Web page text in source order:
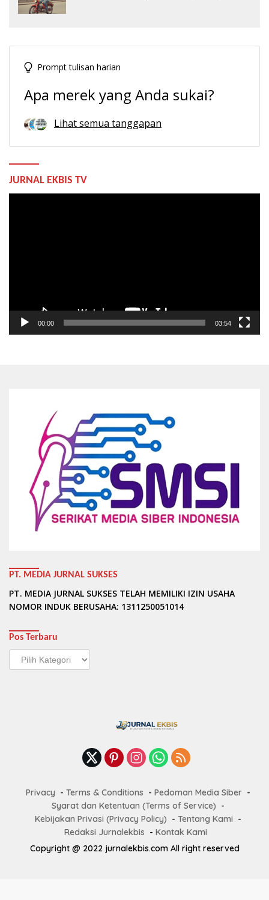
Prompt tulisan harian
Apa merek yang Anda sukai?
Lihat semua tanggapan
JURNAL EKBIS TV
00:00 03:54
PT. MEDIA JURNAL SUKSES
PT. MEDIA JURNAL SUKSES TELAH MEMILIKI IZIN USAHA
NOMOR INDUK BERUSAHA: 1311250051014
Pos Terbaru
Pos
Terbaru
Privacy Terms & Conditions
Pedoman Media Siber
Syarat dan Ketentuan (Terms of Service)
Kebijakan Privasi (Privacy Policy)
Tentang Kami
Redaksi Jurnalekbis
Kontak Kami
Copyright @ 2022 jurnalekbis.com All right reserved